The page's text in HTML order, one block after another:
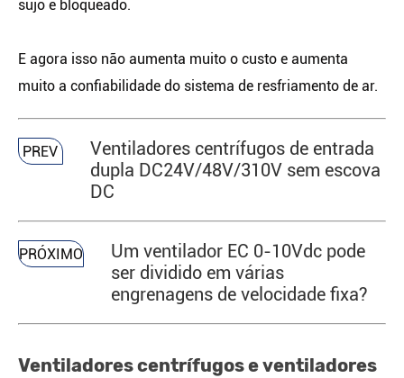
sujo e bloqueado.
E agora isso não aumenta muito o custo e aumenta
muito a confiabilidade do sistema de resfriamento de ar.
PREV
Ventiladores centrífugos de entrada
dupla DC24V/48V/310V sem escova
DC
PRÓXIMO
Um ventilador EC 0-10Vdc pode
ser dividido em várias
engrenagens de velocidade fixa?
Ventiladores centrífugos e ventiladores